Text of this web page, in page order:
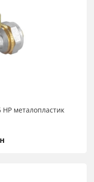
металопластик